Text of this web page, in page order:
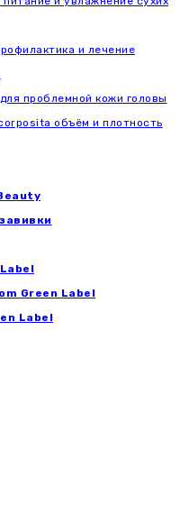
и лечение
проблемной кожи головы
объём и плотность
Green Label
Label